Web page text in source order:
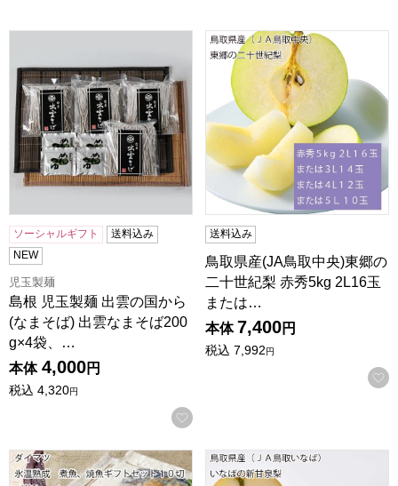
島根 児玉製麺 出雲の国から(なまそば) 出雲なまそば
ソーシャルギフト
送料込み
NEW
児玉製麺
島根 児玉製麺 出雲の国から
(なまそば) 出雲なまそば200
g×4袋、…
本体 4,000円
税込 4,320円
お気に入りに登録する
鳥取県産(JA鳥取中央)東郷の
送料込み
鳥取県産(JA鳥取中央)東郷の
二十世紀梨 赤秀5kg 2L16玉
または…
本体 7,400円
税込 7,992円
鳥取 ダイマツ 氷温熟成 煮魚、焼魚ギフトセット10切(華-
鳥取県産(JA鳥取いなば)いな